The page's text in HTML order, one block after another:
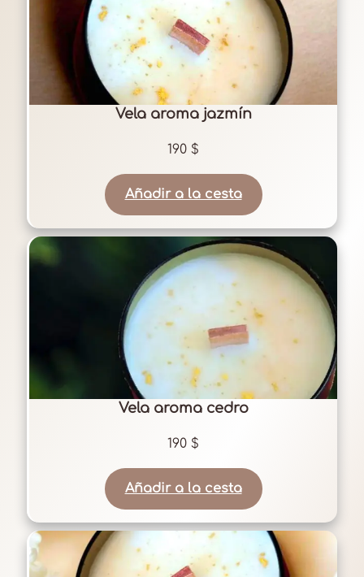
Vela aroma jazmín
190 $
Añadir a la cesta
Vela aroma cedro
190 $
Añadir a la cesta